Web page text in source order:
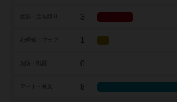
3
1
0
アート・外見 8